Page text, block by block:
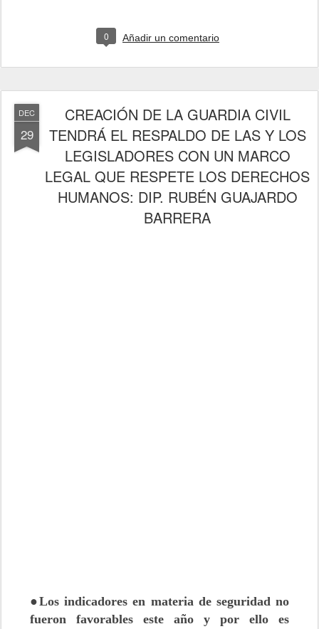
0 Añadir un comentario
DEC
29
CREACIÓN DE LA GUARDIA CIVIL
TENDRÁ EL RESPALDO DE LAS Y LOS
LEGISLADORES CON UN MARCO
LEGAL QUE RESPETE LOS DERECHOS
HUMANOS: DIP. RUBÉN GUAJARDO
BARRERA
●Los indicadores en materia de seguridad no
fueron favorables este año y por ello es